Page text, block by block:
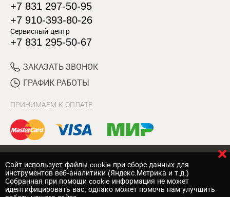
+7 831 297-50-95
+7 910-393-80-26
Сервисный центр
+7 831 295-50-67
ЗАКАЗАТЬ ЗВОНОК
ГРАФИК РАБОТЫ
ПРИНИМАЕМ К ОПЛАТЕ
© 2017 Магазин Хозяин
Нижний Новгород
Cайт использует файлы cookie при сборе данных для
инструментов веб-аналитики (Яндекс.Метрика и т.д.)
Собранная при помощи cookie информация не может
идентифицировать вас, однако может помочь нам улучшить